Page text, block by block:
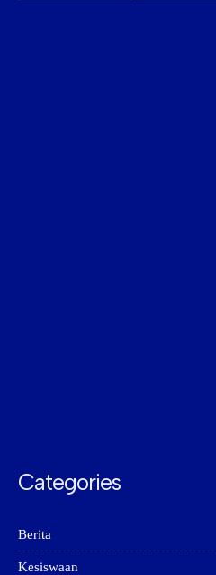
Categories
Berita
Kesiswaan